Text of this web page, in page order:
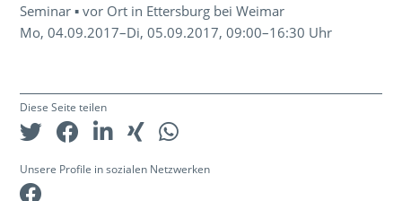
Seminar ▪ vor Ort in Ettersburg bei Weimar
Mo, 04.09.2017–Di, 05.09.2017, 09:00–16:30 Uhr
Diese Seite teilen
Unsere Profile in sozialen Netzwerken